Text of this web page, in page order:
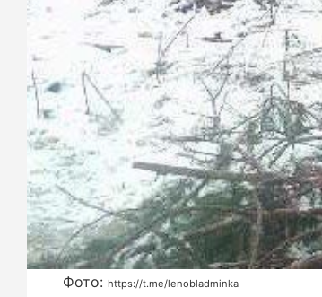
Фото: https://t.me/lenobladminka